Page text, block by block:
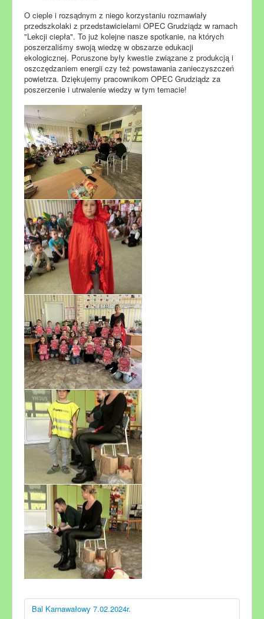
O cieple i rozsądnym z niego korzystaniu rozmawiały
przedszkolaki z przedstawicielami OPEC Grudziądz w ramach
"Lekcji ciepła". To już kolejne nasze spotkanie, na których
poszerzaliśmy swoją wiedzę w obszarze edukacji
ekologicznej. Poruszone były kwestie związane z produkcją i
oszczędzaniem energii czy też powstawania zanieczyszczeń
powietrza. Dziękujemy pracownikom OPEC Grudziądz za
poszerzenie i utrwalenie wiedzy w tym temacie!
Bal Karnawałowy 7.02.2024r.